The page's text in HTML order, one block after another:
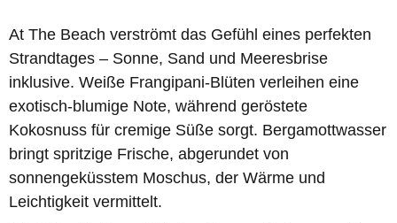
At The Beach verströmt das Gefühl eines perfekten
Strandtages – Sonne, Sand und Meeresbrise
inklusive. Weiße Frangipani-Blüten verleihen eine
exotisch-blumige Note, während geröstete
Kokosnuss für cremige Süße sorgt. Bergamottwasser
bringt spritzige Frische, abgerundet von
sonnengeküsstem Moschus, der Wärme und
Leichtigkeit vermittelt.